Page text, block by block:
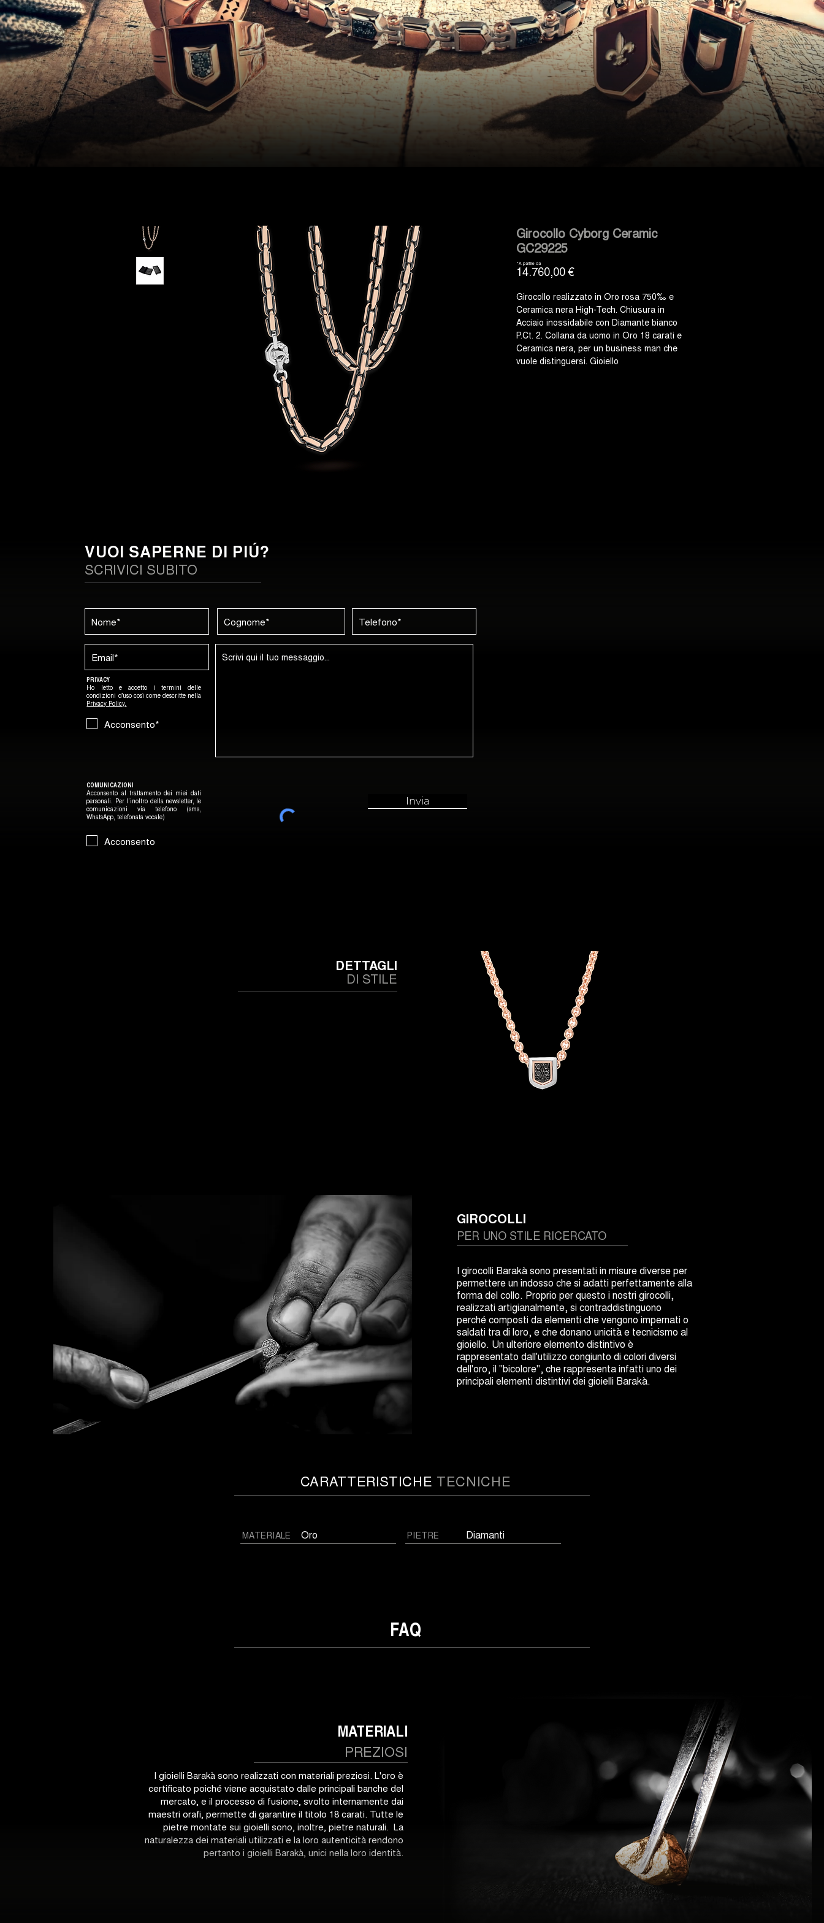
Girocollo Cyborg Ceramic
GC29225
14.760,00 €Prezzo
Girocollo realizzato in Oro rosa 750‰ e
Ceramica nera High-Tech. Chiusura in
Acciaio inossidabile con Diamante bianco
P.Ct. 2. Collana da uomo in Oro 18 carati e
Ceramica nera, per un business man che
vuole distinguersi. Gioiello
*A partire da
VUOI SAPERNE DI PIÚ?
SCRIVICI SUBITO
PRIVACY
Ho letto e accetto i termini delle
condizioni d'uso così comedescritte nella
Privacy Policy.
Acconsento*
COMUNICAZIONI
Acconsento al trattamento dei miei dati
personali. Per l’inoltro della newsletter, le
comunicazioni via telefono (sms,
WhatsApp, telefonata vocale)
Invia
Acconsento
DETTAGLI
DI STILE
GIROCOLLI
PER UNO STILE RICERCATO
I girocolli Barakà sono presentati in misure diverse per
permettere un indosso che si adatti perfettamente alla
forma del collo. Proprio per questo i nostri girocolli,
realizzati artigianalmente, si contraddistinguono
perché composti da elementi che vengono impernati o
saldati tra di loro, e che donano unicità e tecnicismo al
gioiello. Un ulteriore elemento distintivo è
rappresentato dall'utilizzo congiunto di colori diversi
dell'oro, il "bicolore", che rappresenta infatti uno dei
principali elementi distintivi dei gioielli Barakà.
CARATTERISTICHE TECNICHE
MATERIALE Oro PIETRE Diamanti
FAQ
MATERIALI
PREZIOSI
I gioielli Barakà sono realizzati con materiali preziosi. L'oro è
certificato poiché viene acquistato dalle principali banche del
mercato, e il processo di fusione, svolto internamente dai
maestri orafi, permette di garantire il titolo 18 carati. Tutte le
pietre montate sui gioielli sono, inoltre, pietre naturali. La
naturalezza dei materiali utilizzati e la loro autenticità rendono
pertanto i gioielli Barakà, unici nella loro identità.